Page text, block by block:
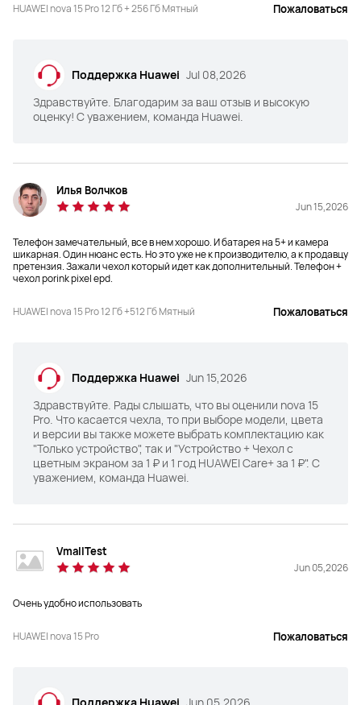
ультрареалистичной съемки с
1 500 000 спектральных каналов
(диафрагма f/2.4)
6500 мА*ч
Зарядка
100 Вт
Цвет
Память
12ГБ + 256/512 ГБ
Программное обеспечение
ДА
Зарядка
Цвет
Память
12ГБ + 256/512 ГБ
HUAWEI nova 15 Pro 12 Гб + 256 Гб Мятный Пожаловаться
Поддержка Huawei Jul 08,2026
Здравствуйте. Благодарим за ваш отзыв и высокую
оценку! С уважением, команда Huawei.
Илья Волчков
Jun 15,2026
Телефон замечательный, все в нем хорошо. И батарея на 5+ и камера
шикарная. Один нюанс есть. Но это уже не к производителю, а к продавцу
претензия. Зажали чехол который идет как дополнительный. Телефон +
чехол porink pixel epd.
HUAWEI nova 15 Pro 12 Гб +512 Гб Мятный Пожаловаться
Поддержка Huawei Jun 15,2026
Здравствуйте. Рады слышать, что вы оценили nova 15
Pro. Что касается чехла, то при выборе модели, цвета
и версии вы также можете выбрать комплектацию как
"Только устройство", так и "Устройство + Чехол с
цветным экраном за 1 ₽ и 1 год HUAWEI Care+ за 1 ₽". С
уважением, команда Huawei.
VmallTest
Jun 05,2026
Очень удобно использовать
HUAWEI nova 15 Pro Пожаловаться